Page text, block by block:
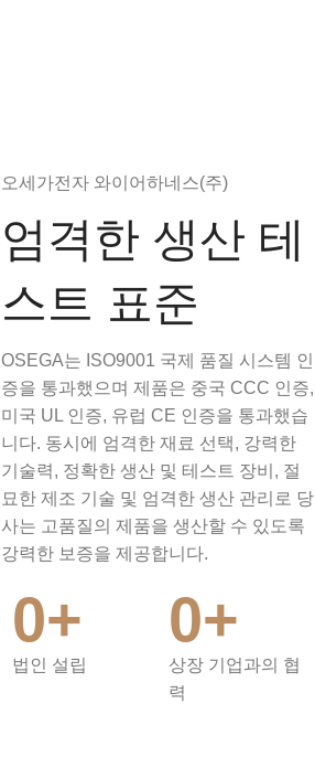
오세가전자 와이어하네스(주)
엄격한 생산 테
스트 표준
OSEGA는 ISO9001 국제 품질 시스템 인
증을 통과했으며 제품은 중국 CCC 인증,
미국 UL 인증, 유럽 CE 인증을 통과했습
니다. 동시에 엄격한 재료 선택, 강력한
기술력, 정확한 생산 및 테스트 장비, 절
묘한 제조 기술 및 엄격한 생산 관리로 당
사는 고품질의 제품을 생산할 수 있도록
강력한 보증을 제공합니다.
0+
법인 설립
0+
상장 기업과의 협
력